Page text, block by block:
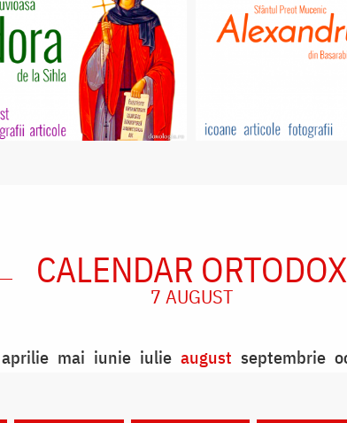
CALENDAR ORTODOX
7 AUGUST
aprilie mai iunie iulie august septembrie